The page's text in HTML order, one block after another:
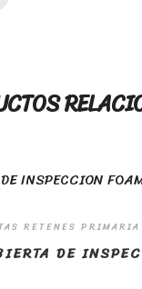
RETENES PRIMARIA
DE